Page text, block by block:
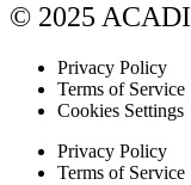
© 2025
Privacy Policy
Terms of Service
Cookies Settings
Privacy Policy
Terms of Service